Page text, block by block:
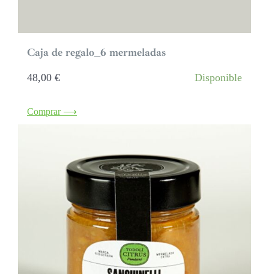
Caja de regalo_6 mermeladas
48,00 € Disponible
Comprar ⟶